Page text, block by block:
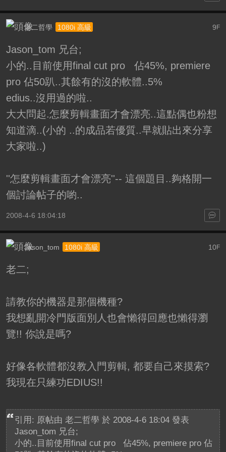
9 F
老二哲學 1080i 高級
Jason_tom 兄台;
小的..目前使用final cut pro 佔45%, premiere
pro 佔50趴..其餘有的沒的軟體..5%
edius..沒用過的啦..
大大問起.怎麼剪輯畫面才會漂亮..這點偶也粉想
知道滴..(小的 ..的成品若優質..早就貼出來分享
大家啦..)
''怎麼剪輯畫面才會漂亮''-- 這個題目..夠格開一
個討論帖子的喲..
2008-4-6 18:04:18
10F
Jason_tom 1080i 高級
老二;
請教你的機器是那個機種?
我想亂開冷門版面別人也會懶得回應也懶得瀏
覽!! 你說是嗎?
好像各軟體都沒教入門剪輯, 都要自己來摸索?
我現在只練功EDIUS!!
引用: 原帖由 老二哲學 於 2008-4-6 18:04 發表
Jason_tom 兄台;
小的..目前使用final cut pro 佔45%, premiere pro 佔